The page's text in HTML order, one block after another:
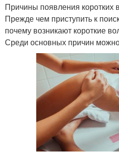
Причины появления коротких
Прежде чем приступить к
почему возникают короткие
Среди основных причин